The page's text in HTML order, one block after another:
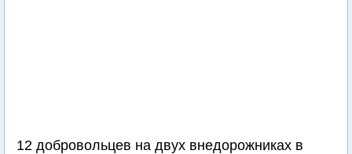
12 добровольцев на двух внедорожниках в